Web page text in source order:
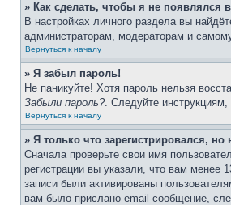
» Как сделать, чтобы я не появлялся
В настройках личного раздела вы
администраторам, модераторам и
Вернуться к началу
» Я забыл пароль!
Не паникуйте! Хотя пароль нельзя
Забыли пароль?. Следуйте
Вернуться к началу
» Я только что зарегистрировался, но
Сначала проверьте свои имя
регистрации вы указали, что вам менее
записи были активированы
вам было прислано email-сообщение,